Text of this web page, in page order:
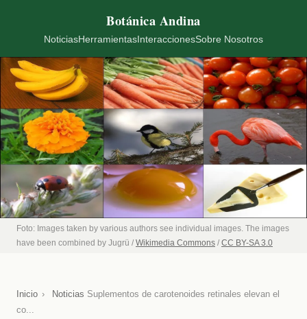
Botánica Andina
NoticiasHerramientas InteraccionesSobre Nosotros
Foto: Images taken by various authors see individual images. The images
have been combined by Jugrü / Wikimedia Commons / CC BY-SA 3.0
Inicio › Noticias Suplementos de carotenoides retinales elevan el
co...